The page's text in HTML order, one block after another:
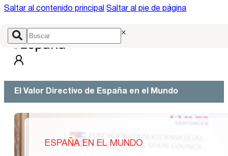
Saltar al contenido principal Saltar al pie de página
×
El Valor Directivo de España en el Mundo
ESPAÑA EN EL MUNDO